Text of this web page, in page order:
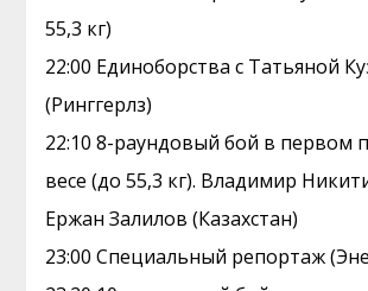
55,3 кг)
22:00 Единоборства с Татьяной
(Ринггерлз)
22:10 8-раундовый бой в первом
весе (до 55,3 кг). Владимир
Ержан Залилов (Казахстан)
23:00 Специальный репортаж